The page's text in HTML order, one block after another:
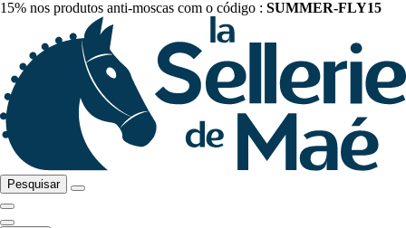
15% nos produtos anti-moscas com o código : SUMMER-FLY15
Pesquisar